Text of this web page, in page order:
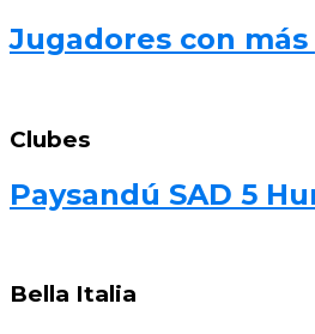
Jugadores con
Clubes
Paysandú SAD 5
Bella Italia